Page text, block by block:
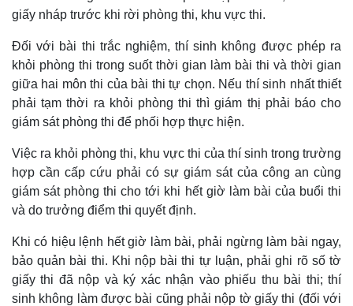
giấy nháp trước khi rời phòng thi, khu vực thi.
Đối với bài thi trắc nghiệm, thí sinh không được phép ra
khỏi phòng thi trong suốt thời gian làm bài thi và thời gian
giữa hai môn thi của bài thi tự chọn. Nếu thí sinh nhất thiết
phải tạm thời ra khỏi phòng thi thì giám thị phải báo cho
giám sát phòng thi để phối hợp thực hiện.
Việc ra khỏi phòng thi, khu vực thi của thí sinh trong trường
hợp cần cấp cứu phải có sự giám sát của công an cùng
giám sát phòng thi cho tới khi hết giờ làm bài của buổi thi
và do trưởng điểm thi quyết định.
Khi có hiệu lệnh hết giờ làm bài, phải ngừng làm bài ngay,
bảo quản bài thi. Khi nộp bài thi tự luận, phải ghi rõ số tờ
giấy thi đã nộp và ký xác nhận vào phiếu thu bài thi; thí
sinh không làm được bài cũng phải nộp tờ giấy thi (đối với